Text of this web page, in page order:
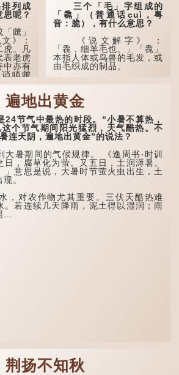
列成
呢？
虤」
》：
虎。凡
表老虎
中亦有
瞋虤
人的讥
豩」
文从二
的样
有一
意指一
三个「毛」字组成的
「毳」（普通话cuì，粤
音：脆），有什么意思？
《说文解字》 ：
「毳，细羊毛也。」「毳」
本指人体或鸟兽的毛发，或
由毛织成的制品。
人体表面，例如手臂等
部位生长的细毛，也叫
「毳」，又叫「寒毛」、
「汗毛」。
医学上，「毳毛」是一
个专有名词。它指人类在儿
童时期长出的一种细小、不
易注意到却又几乎遍布全身
的毛发。毳毛的密度因人而
异，其长度则通常不会...
遍地出黄金
节气中最热的时段。“小暑不算热，
个节气期间阳光猛烈，天气酷热。不
连天阴，遍地出黄金”的说法？
暑期间的气候规律。 《逸周书·时训
，腐草化为萤。又五日，土润溽暑。
」意思是说，大暑时节萤火虫出生，土
。
对农作物尤其重要。三伏天酷热难
。若连续几天降雨，泥土得以湿润；雨
荆扬不知秋